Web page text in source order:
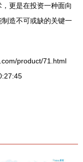
更是在投资一种面向
造不可或缺的关键一
product/71.html